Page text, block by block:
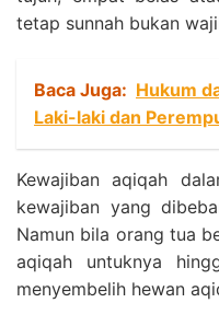
tetap sunnah bukan
Baca Juga: Hukum
Laki-laki dan
Kewajiban aqiqah
kewajiban yang
Namun bila orang tua
aqiqah untuknya
menyembelih hewan